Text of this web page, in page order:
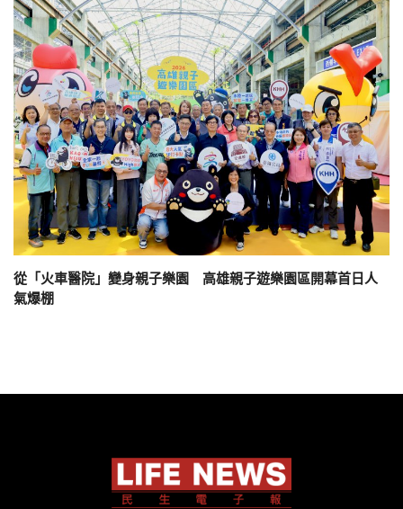
從「火車醫院」變身親子樂園 高雄親子遊樂園區開幕首日人
氣爆棚